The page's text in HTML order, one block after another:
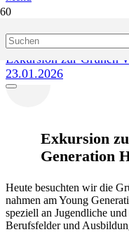
Blog
Exkursion zur Grünen
23.01.2026
Exkursion
Generation
Heute besuchten wir die
nahmen am Young
speziell an Jugendliche und
Berufsfelder und